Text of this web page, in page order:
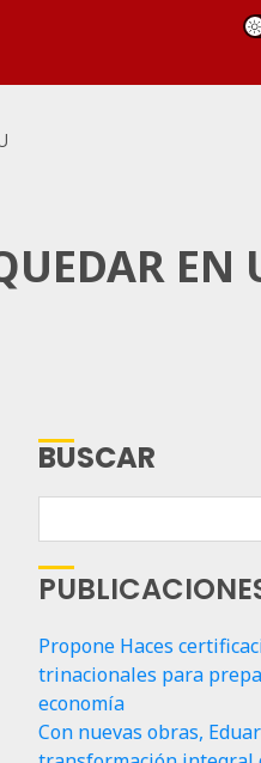
EN
BUSCAR
Propone Haces
trinacionales para
economía
Con nuevas obras,